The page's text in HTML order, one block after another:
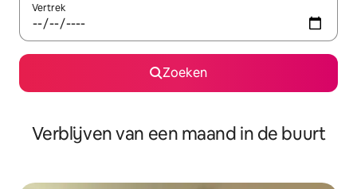
Vertrek
Zoeken
Verblijven van een maand in de buurt